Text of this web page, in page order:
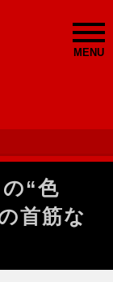
MENU
“色
首筋な